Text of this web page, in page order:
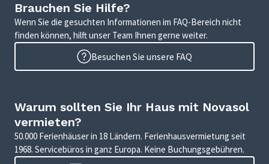
Brauchen Sie Hilfe?
Wenn Sie die gesuchten Informationen im FAQ-Bereich nicht
finden können, hilft unser Team Ihnen gerne weiter.
Besuchen Sie unsere FAQ
Warum sollten Sie Ihr Haus mit Novasol
vermieten?
50.000 Ferienhäuser in 18 Ländern. Ferienhausvermietung seit
1968. Servicebüros in ganz Europa. Keine Buchungsgebühren.